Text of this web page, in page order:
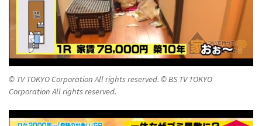
© TV TOKYO Corporation All rights reserved. © BS TV TOKYO
Corporation All rights reserved.